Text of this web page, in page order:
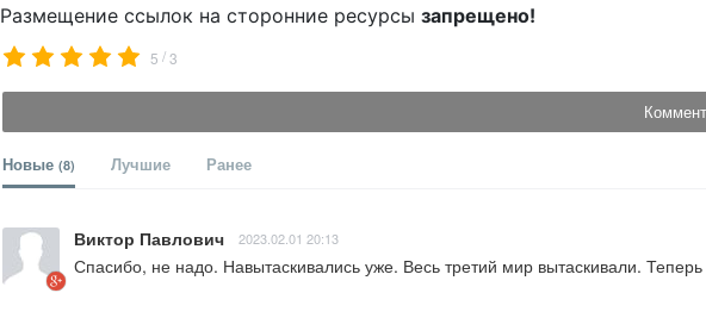
Размещение ссылок на сторонние ресурсы запрещено!
5 /3
Новые (8) Лучшие Ранее
Виктор Павлович 2023.02.01 20:13
Спасибо, не надо. Навытаскивались уже. Весь третий мир вытаскивали.